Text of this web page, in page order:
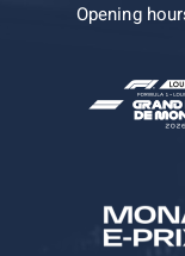
Opening